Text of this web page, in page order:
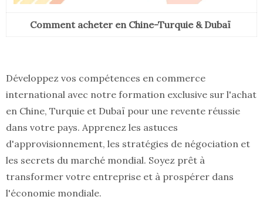
Comment acheter en Chine-Turquie & Dubaï
Développez vos compétences en commerce
international avec notre formation exclusive sur l'achat
en Chine, Turquie et Dubaï pour une revente réussie
dans votre pays. Apprenez les astuces
d'approvisionnement, les stratégies de négociation et
les secrets du marché mondial. Soyez prêt à
transformer votre entreprise et à prospérer dans
l'économie mondiale.